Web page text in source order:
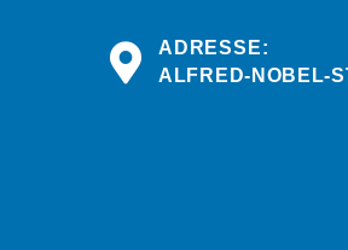
ADRESSE:
ALFRED-NOBEL-